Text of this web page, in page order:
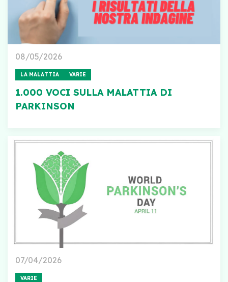
08/05/2026
LA MALATTIA VARIE
1.000 VOCI SULLA MALATTIA DI
PARKINSON
07/04/2026
VARIE